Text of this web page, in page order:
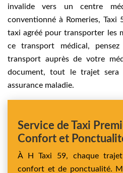
invalide vers un centre
conventionné à Romeries, Taxi
taxi agréé pour transporter les
ce transport médical,
transport auprès de votre
document, tout le trajet
assurance maladie.
Service de Taxi
Confort et
À H Taxi 59, chaque
confort et de ponctualité.